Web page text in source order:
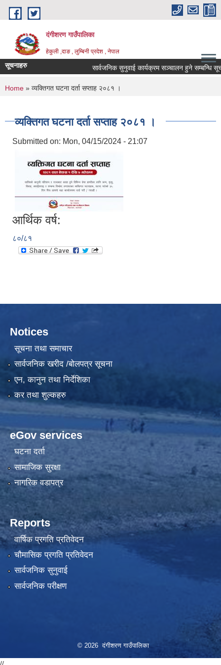
Skip to main content
दंगीशरण गाउँपालिका
हेकुली ,दाङ , लुम्बिनी प्रदेश , नेपाल
सूचनाहरु सार्वजनिक सुनुवाई कार्यक्रम सञ्चालन हुने सम्बन्धि
You are here
Home » व्यक्तिगत घटना दर्ता सप्ताह २०८१ ।
व्यक्तिगत घटना दर्ता सप्ताह २०८१ ।
Submitted on: Mon, 04/15/2024 - 21:07
आर्थिक वर्ष:
८०/८१
Notices
सूचना तथा समाचार
सार्वजनिक खरीद /बोलपत्र सूचना
एन, कानुन तथा निर्देशिका
कर तथा शुल्कहरु
eGov services
घटना दर्ता
सामाजिक सुरक्षा
नागरिक वडापत्र
Reports
वार्षिक प्रगति प्रतिवेदन
चौमासिक प्रगति प्रतिवेदन
सार्वजनिक सुनुवाई
सार्वजनिक परीक्षण
© 2026 दंगीशरण गाउँपालिका
//